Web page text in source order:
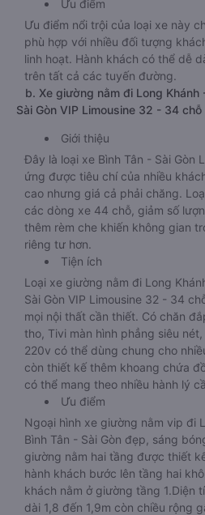
Ưu điểm
Ưu điểm nổi trội của loại xe này
phù hợp với nhiều đối tượng
linh hoạt. Hành khách có thể dễ
trên tất cả các tuyến đường.
b. Xe giường nằm đi Long Khánh
Sài Gòn VIP Limousine 32 - 34 chỗ
Giới thiệu
Đây là loại xe Bình Tân - Sài Gòn
ứng được tiêu chí của nhiều
cao nhưng giá cả phải chăng.
các dòng xe 44 chỗ, giảm số
thêm rèm che khiến không gian
riêng tư hơn.
Tiện ích
Loại xe giường nằm đi Long
Sài Gòn VIP Limousine 32 - 34
mọi nội thất cần thiết. Có chăn
tho, Tivi màn hình phẳng siêu
220v có thể dùng chung cho
còn thiết kế thêm khoang chứa
có thể mang theo nhiều hành lý
Ưu điểm
Ngoại hình xe giường nằm vip đi
Bình Tân - Sài Gòn đẹp, sáng
giường nằm hai tầng được thiết
hành khách bước lên tầng hai
khách nằm ở giường tầng 1.Diện
dài 1,8 đến 1,9m còn chiều rộng